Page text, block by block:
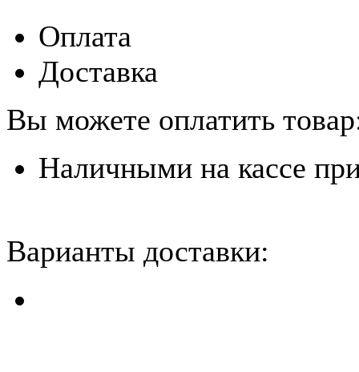
Оплата
Доставка
Вы можете оплатить
Наличными на кассе
Варианты доставки: